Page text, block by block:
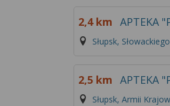
2,4 km APTEKA
Słupsk,
2,5 km APTEKA
Słupsk, Armii